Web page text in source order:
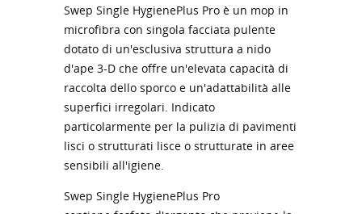
Swep Single HygienePlus Pro è un mop in
microfibra con singola facciata pulente
dotato di un'esclusiva struttura a nido
d'ape 3-D che offre un'elevata capacità di
raccolta dello sporco e un'adattabilità alle
superfici irregolari. Indicato
particolarmente per la pulizia di pavimenti
lisci o strutturati lisce o strutturate in aree
sensibili all'igiene.
Swep Single HygienePlus Pro